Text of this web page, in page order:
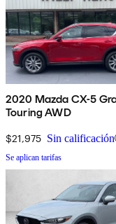
2020 Mazda CX-5
Touring AWD
$21,975 Sin calificación
Se aplican tarifas